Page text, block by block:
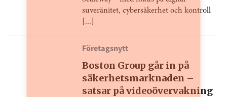
suveränitet, cybersäkerhet och kontroll
[...]
Företagsnytt
Boston Group går in på
säkerhetsmarknaden –
satsar på videoövervakning